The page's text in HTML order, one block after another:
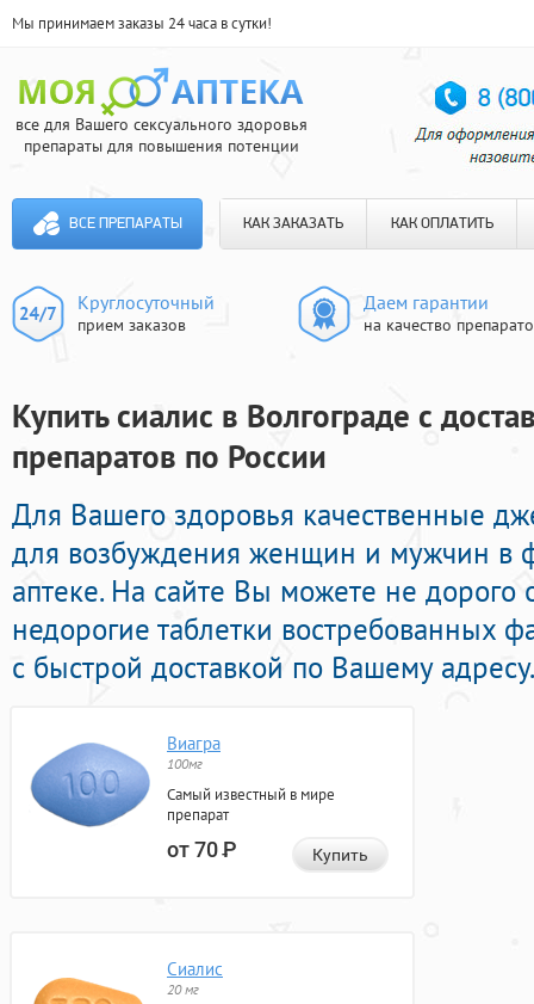
Мы принимаем заказы 24 часа в сутки!
все для Вашего сексуального здоровья
препараты для повышения потенции
ВСЕ ПРЕПАРАТЫ КАК ЗАКАЗАТЬ КАК ОПЛАТИТЬ
Круглосуточный
прием заказов
Даем гарантии
на качество
Купить сиалис в Волгограде с
препаратов по России
Для Вашего здоровья качественные
для возбуждения женщин и мужчин в
аптеке. На сайте Вы можете не
недорогие таблетки востребованных
с быстрой доставкой по Вашему адресу.
Виагра
100мг
Самый известный в мире
препарат
от 70Р Купить
Сиалис
20 мг